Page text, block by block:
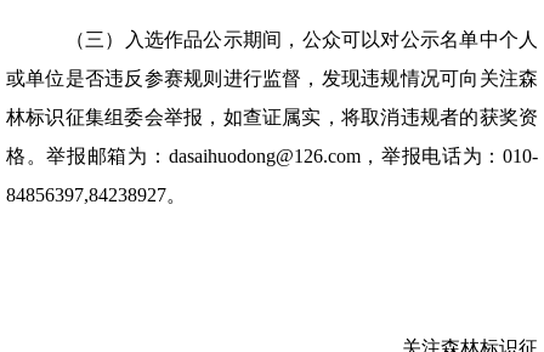
（三）入选作品公示期间，公众可以对公示名单中个人
或单位是否违反参赛规则进行监督，发现违规情况可向关注森
林标识征集组委会举报，如查证属实，将取消违规者的获奖资
格。举报邮箱为：dasaihuodong@126.com，举报电话为：010-
84856397,84238927。
关注森林标识征